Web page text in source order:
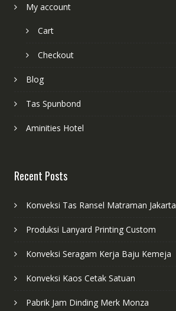
My account
Cart
Checkout
Blog
Tas Spunbond
Aminities Hotel
Recent Posts
Konveksi Tas Ransel Matraman Jakarta
Produksi Lanyard Printing Custom
Konveksi Seragam Kerja Baju Kemeja
Konveksi Kaos Cetak Satuan
Pabrik Jam Dinding Merk Monza